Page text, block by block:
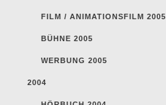
FILM / ANIMATIONSFILM 2005
BÜHNE 2005
WERBUNG 2005
2004